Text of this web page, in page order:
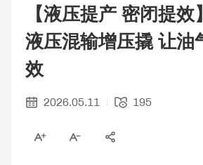
【液压提产 密闭提
液压混输增压撬 让油
效
2026.05.11 195